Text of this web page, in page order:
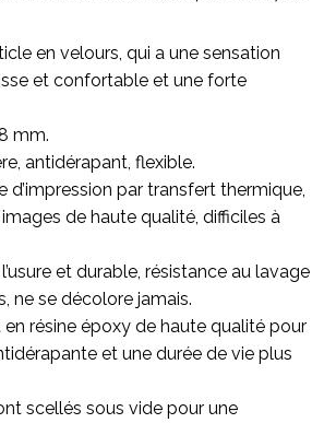
en velours, qui a une sensation
et confortable et une forte
mm.
antidérapant, flexible.
d’impression par transfert thermique,
de haute qualité, difficiles à
et durable, résistance au lavage
ne se décolore jamais.
résine époxy de haute qualité pour
et une durée de vie plus
scellés sous vide pour une